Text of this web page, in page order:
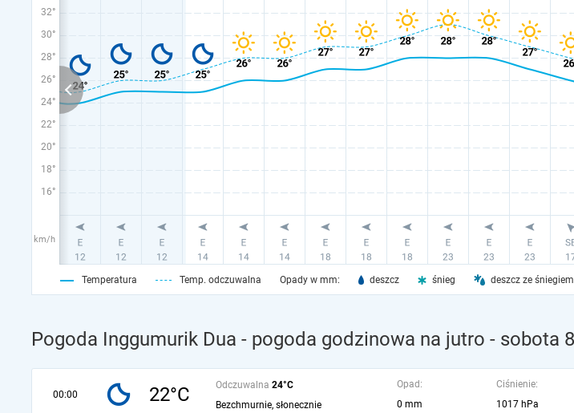
32°
30°
28°
26°
24°
22°
20°
18°
16°
km/h
Temperatura Temp. odczuwalna Opady w mm: deszcz śnieg deszcz ze śniegiem
Pogoda Inggumurik Dua - pogoda godzinowa na jutro - sobota
00:00 22°C Odczuwalna 24°C
Bezchmurnie, słonecznie
Opad:
0 mm
Ciśnienie:
1017 hPa